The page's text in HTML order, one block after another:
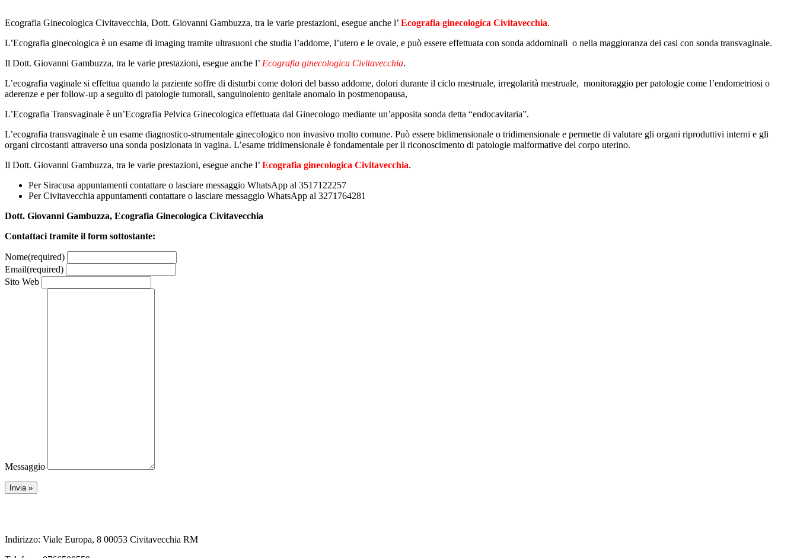
Ecografia Ginecologica Civitavecchia, Dott. Giovanni Gambuzza, tra le varie prestazioni, esegue anche l’ Ecografia ginecologica Civitavecchia.
L’Ecografia ginecologica è un esame di imaging tramite ultrasuoni che studia l’addome, l’utero e le ovaie, e può essere effettuata con sonda addominali o nella maggioranza dei casi con sonda transvaginale.
Il Dott. Giovanni Gambuzza, tra le varie prestazioni, esegue anche l’ Ecografia ginecologica Civitavecchia.
L’ecografia vaginale si effettua quando la paziente soffre di disturbi come dolori del basso addome, dolori durante il ciclo mestruale, irregolarità mestruale, monitoraggio per patologie come l’endometriosi o
aderenze e per follow-up a seguito di patologie tumorali, sanguinolento genitale anomalo in postmenopausa,
L’Ecografia Transvaginale è un’Ecografia Pelvica Ginecologica effettuata dal Ginecologo mediante un’apposita sonda detta “endocavitaria”.
L’ecografia transvaginale è un esame diagnostico-strumentale ginecologico non invasivo molto comune. Può essere bidimensionale o tridimensionale e permette di valutare gli organi riproduttivi interni e gli
organi circostanti attraverso una sonda posizionata in vagina. L’esame tridimensionale è fondamentale per il riconoscimento di patologie malformative del corpo uterino.
Il Dott. Giovanni Gambuzza, tra le varie prestazioni, esegue anche l’ Ecografia ginecologica Civitavecchia.
Per Siracusa appuntamenti contattare o lasciare messaggio WhatsApp al 3517122257
Per Civitavecchia appuntamenti contattare o lasciare messaggio WhatsApp al 3271764281
Dott. Giovanni Gambuzza, Ecografia Ginecologica Civitavecchia
Contattaci tramite il form sottostante:
Nome(required)
Email(required)
Sito Web
Messaggio
Indirizzo: Viale Europa, 8 00053 Civitavecchia RM